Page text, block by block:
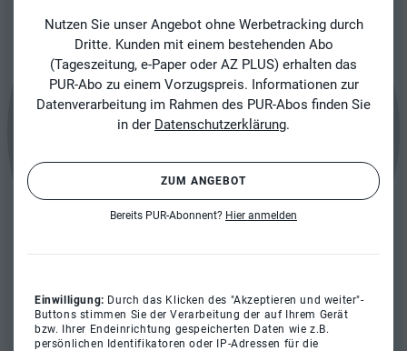
Nutzen Sie unser Angebot ohne Werbetracking durch
Dritte. Kunden mit einem bestehenden Abo
(Tageszeitung, e-Paper oder AZ PLUS) erhalten das
PUR-Abo zu einem Vorzugspreis. Informationen zur
Datenverarbeitung im Rahmen des PUR-Abos finden Sie
in der Datenschutzerklärung.
ZUM ANGEBOT
Bereits PUR-Abonnent? Hier anmelden
Einwilligung: Durch das Klicken des "Akzeptieren und weiter"-
Buttons stimmen Sie der Verarbeitung der auf Ihrem Gerät
bzw. Ihrer Endeinrichtung gespeicherten Daten wie z.B.
persönlichen Identifikatoren oder IP-Adressen für die